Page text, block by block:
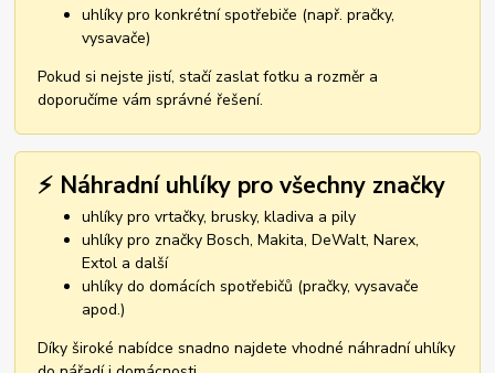
uhlíky pro konkrétní spotřebiče (např. pračky,
vysavače)
Pokud si nejste jistí, stačí zaslat fotku a rozměr a
doporučíme vám správné řešení.
⚡ Náhradní uhlíky pro všechny značky
uhlíky pro vrtačky, brusky, kladiva a pily
uhlíky pro značky Bosch, Makita, DeWalt, Narex,
Extol a další
uhlíky do domácích spotřebičů (pračky, vysavače
apod.)
Díky široké nabídce snadno najdete vhodné náhradní uhlíky